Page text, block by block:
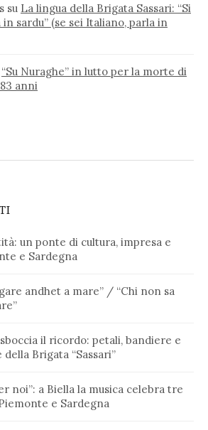
su La lingua della Brigata Sassari: “Si
sardu” (se sei Italiano, parla in
“Su Nuraghe” in lutto per la morte di
anni
un ponte di cultura, impresa e
e Sardegna
andhet a mare” / “Chi non sa
il ricordo: petali, bandiere e
Brigata “Sassari”
noi”: a Biella la musica celebra tre
e Sardegna